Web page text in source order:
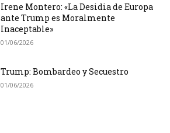
Irene Montero: «La Desidia de Europa
ante Trump es Moralmente
Inaceptable»
01/06/2026
Trump: Bombardeo y Secuestro
01/06/2026